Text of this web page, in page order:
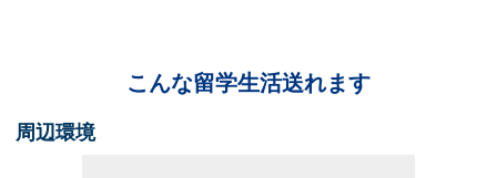
こんな留学生活送れます
周辺環境